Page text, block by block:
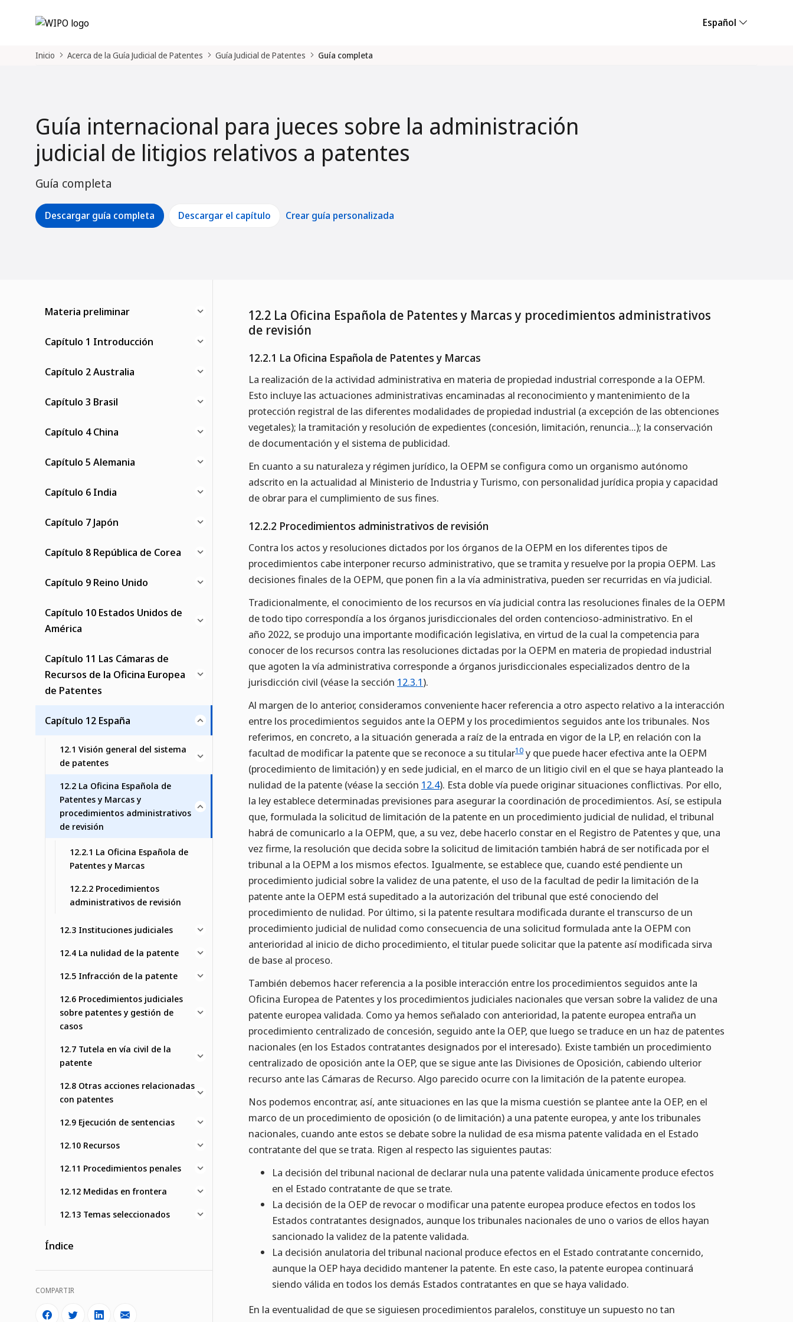
Español
Inicio Acerca de la Guía Judicial de Patentes Guía Judicial de Patentes Guía completa
Guía internacional para jueces sobre la administración
judicial de litigios relativos a patentes
Guía completa
Descargar guía completa Descargar el capítulo Crear guía personalizada
Materia preliminar
Capítulo 1 Introducción
Capítulo 2 Australia
Capítulo 3 Brasil
Capítulo 4 China
Capítulo 5 Alemania
Capítulo 6 India
Capítulo 7 Japón
Capítulo 8 República de Corea
Capítulo 9 Reino Unido
Capítulo 10 Estados Unidos de
América
Capítulo 11 Las Cámaras de
Recursos de la Oficina Europea
de Patentes
Capítulo 12 España
12.1 Visión general del sistema
de patentes
12.2 La Oficina Española de
Patentes y Marcas y
procedimientos administrativos
de revisión
12.2.1 La Oficina Española de
Patentes y Marcas
12.2.2 Procedimientos
administrativos de revisión
12.3 Instituciones judiciales
12.4 La nulidad de la patente
12.5 Infracción de la patente
12.6 Procedimientos judiciales
sobre patentes y gestión de
casos
12.7 Tutela en vía civil de la
patente
12.8 Otras acciones relacionadas
con patentes
12.9 Ejecución de sentencias
12.10 Recursos
12.11 Procedimientos penales
12.12 Medidas en frontera
12.13 Temas seleccionados
Índice
COMPARTIR
12.2 La Oficina Española de Patentes y Marcas y procedimientos administrativos
de revisión
12.2.1 La Oficina Española de Patentes y Marcas
La realización de la actividad administrativa en materia de propiedad industrial corresponde a la OEPM.
Esto incluye las actuaciones administrativas encaminadas al reconocimiento y mantenimiento de la
protección registral de las diferentes modalidades de propiedad industrial (a excepción de las obtenciones
vegetales); la tramitación y resolución de expedientes (concesión, limitación, renuncia...); la conservación
de documentación y el sistema de publicidad.
En cuanto a su naturaleza y régimen jurídico, la OEPM se configura como un organismo autónomo
adscrito en la actualidad al Ministerio de Industria y Turismo, con personalidad jurídica propia y capacidad
de obrar para el cumplimiento de sus fines.
12.2.2 Procedimientos administrativos de revisión
Contra los actos y resoluciones dictados por los órganos de la OEPM en los diferentes tipos de
procedimientos cabe interponer recurso administrativo, que se tramita y resuelve por la propia OEPM. Las
decisiones finales de la OEPM, que ponen fin a la vía administrativa, pueden ser recurridas en vía judicial.
Tradicionalmente, el conocimiento de los recursos en vía judicial contra las resoluciones finales de la OEPM
de todo tipo correspondía a los órganos jurisdiccionales del orden contencioso-administrativo. En el
año 2022, se produjo una importante modificación legislativa, en virtud de la cual la competencia para
conocer de los recursos contra las resoluciones dictadas por la OEPM en materia de propiedad industrial
que agoten la vía administrativa corresponde a órganos jurisdiccionales especializados dentro de la
jurisdicción civil (véase la sección 12.3.1).
Al margen de lo anterior, consideramos conveniente hacer referencia a otro aspecto relativo a la interacción
entre los procedimientos seguidos ante la OEPM y los procedimientos seguidos ante los tribunales. Nos
referimos, en concreto, a la situación generada a raíz de la entrada en vigor de la LP, en relación con la
facultad de modificar la patente que se reconoce a su titular10 y que puede hacer efectiva ante la OEPM
(procedimiento de limitación) y en sede judicial, en el marco de un litigio civil en el que se haya planteado la
nulidad de la patente (véase la sección 12.4). Esta doble vía puede originar situaciones conflictivas. Por ello,
la ley establece determinadas previsiones para asegurar la coordinación de procedimientos. Así, se estipula
que, formulada la solicitud de limitación de la patente en un procedimiento judicial de nulidad, el tribunal
habrá de comunicarlo a la OEPM, que, a su vez, debe hacerlo constar en el Registro de Patentes y que, una
vez firme, la resolución que decida sobre la solicitud de limitación también habrá de ser notificada por el
tribunal a la OEPM a los mismos efectos. Igualmente, se establece que, cuando esté pendiente un
procedimiento judicial sobre la validez de una patente, el uso de la facultad de pedir la limitación de la
patente ante la OEPM está supeditado a la autorización del tribunal que esté conociendo del
procedimiento de nulidad. Por último, si la patente resultara modificada durante el transcurso de un
procedimiento judicial de nulidad como consecuencia de una solicitud formulada ante la OEPM con
anterioridad al inicio de dicho procedimiento, el titular puede solicitar que la patente así modificada sirva
de base al proceso.
También debemos hacer referencia a la posible interacción entre los procedimientos seguidos ante la
Oficina Europea de Patentes y los procedimientos judiciales nacionales que versan sobre la validez de una
patente europea validada. Como ya hemos señalado con anterioridad, la patente europea entraña un
procedimiento centralizado de concesión, seguido ante la OEP, que luego se traduce en un haz de patentes
nacionales (en los Estados contratantes designados por el interesado). Existe también un procedimiento
centralizado de oposición ante la OEP, que se sigue ante las Divisiones de Oposición, cabiendo ulterior
recurso ante las Cámaras de Recurso. Algo parecido ocurre con la limitación de la patente europea.
Nos podemos encontrar, así, ante situaciones en las que la misma cuestión se plantee ante la OEP, en el
marco de un procedimiento de oposición (o de limitación) a una patente europea, y ante los tribunales
nacionales, cuando ante estos se debate sobre la nulidad de esa misma patente validada en el Estado
contratante del que se trata. Rigen al respecto las siguientes pautas:
La decisión del tribunal nacional de declarar nula una patente validada únicamente produce efectos
en el Estado contratante de que se trate.
La decisión de la OEP de revocar o modificar una patente europea produce efectos en todos los
Estados contratantes designados, aunque los tribunales nacionales de uno o varios de ellos hayan
sancionado la validez de la patente validada.
La decisión anulatoria del tribunal nacional produce efectos en el Estado contratante concernido,
aunque la OEP haya decidido mantener la patente. En este caso, la patente europea continuará
siendo válida en todos los demás Estados contratantes en que se haya validado.
En la eventualidad de que se siguiesen procedimientos paralelos, constituye un supuesto no tan